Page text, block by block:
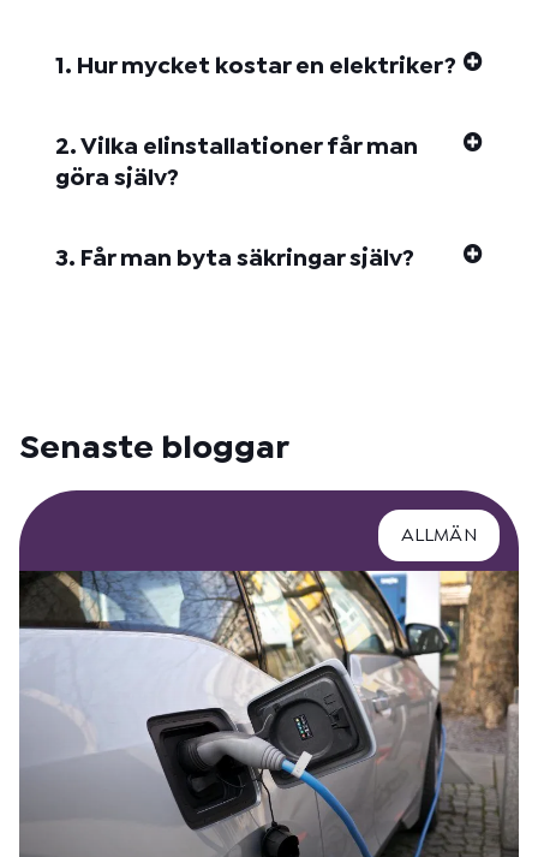
1. Hur mycket kostar en elektriker?
2. Vilka elinstallationer får man
göra själv?
3. Får man byta säkringar själv?
Senaste bloggar
ALLMÄN